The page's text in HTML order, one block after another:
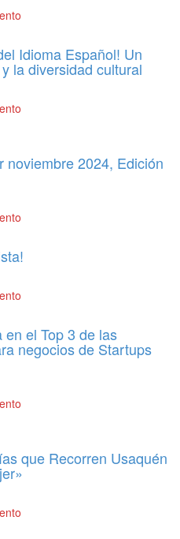
Idioma Español! Un
la diversidad cultural
noviembre 2024, Edición
en el Top 3 de las
negocios de Startups
que Recorren Usaquén